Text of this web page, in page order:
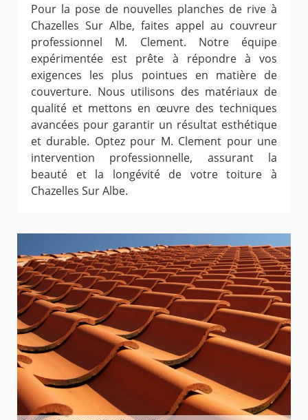
Pour la pose de nouvelles planches de rive à
Chazelles Sur Albe, faites appel au couvreur
professionnel M. Clement. Notre équipe
expérimentée est prête à répondre à vos
exigences les plus pointues en matière de
couverture. Nous utilisons des matériaux de
qualité et mettons en œuvre des techniques
avancées pour garantir un résultat esthétique
et durable. Optez pour M. Clement pour une
intervention professionnelle, assurant la
beauté et la longévité de votre toiture à
Chazelles Sur Albe.